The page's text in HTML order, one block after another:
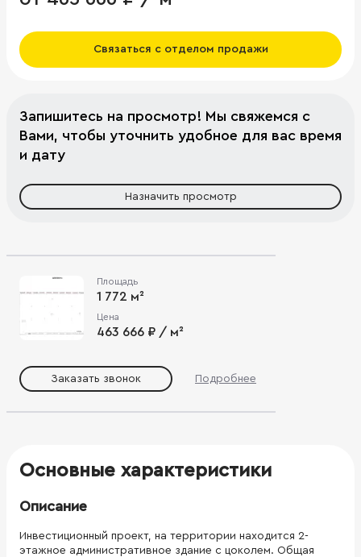
Связаться с отделом продажи
Запишитесь на просмотр! Мы свяжемся с
Вами, чтобы уточнить удобное для вас время
и дату
Назначить просмотр
Площадь
1 772 м²
Цена
463 666 ₽ / м²
Заказать звонок Подробнее
Основные характеристики
Описание
Инвестиционный проект, на территории находится 2-
этажное административное здание с цоколем. Общая